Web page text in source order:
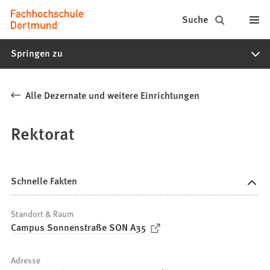
Inhalt anspringen
Fachhochschule
Dortmund
-
Studiengänge,
Bewerbung
Suche
Springen zu
Alle Dezernate und weitere Einrichtungen
Rektorat
Schnelle Fakten
Standort & Raum
Campus Sonnenstraße SON A35
(
f
Adresse